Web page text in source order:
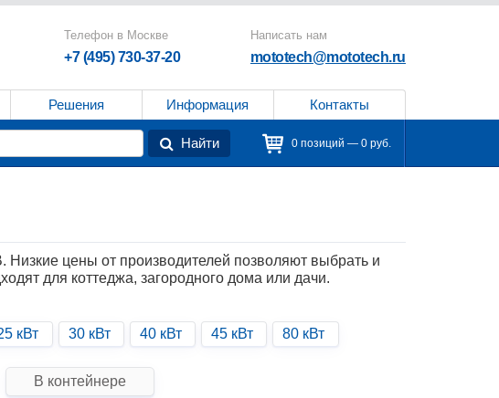
Телефон в Москве
+7 (495) 730-37-20
Написать нам
mototech@mototech.ru
Решения Информация Контакты
Найти 0 позиций — 0 руб.
цены от производителей позволяют выбрать и
для коттеджа, загородного дома или дачи.
кВт 30 кВт 40 кВт 45 кВт 80 кВт
В контейнере